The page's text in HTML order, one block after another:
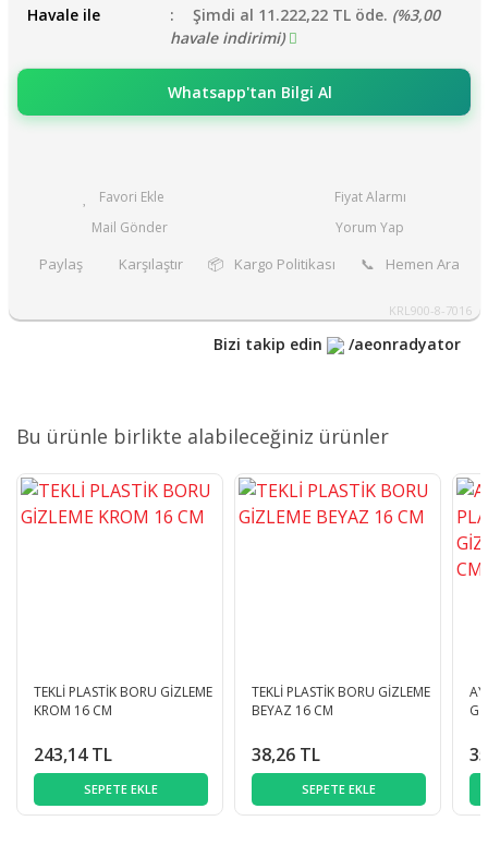
Havale ile
Şimdi al 11.222,22 TL öde. (%3,00
havale indirimi)
Whatsapp'tan Bilgi Al
Fiyat Alarmı
Mail Gönder
Yorum Yap
Paylaş Karşılaştır 📦 Kargo Politikası 📞 Hemen Ara
KRL900-8-7016
Bizi takip edin /aeonradyator
Bu ürünle birlikte alabileceğiniz ürünler
TEKLİ PLASTİK BORU GİZLEME
KROM 16 CM
243,14 TL
SEPETE EKLE
TEKLİ PLASTİK BORU GİZLEME
BEYAZ 16 CM
38,26 TL
SEPETE EKLE